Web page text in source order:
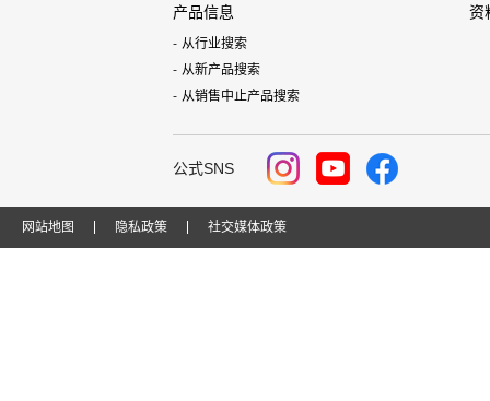
产品信息
从行业搜索
从新产品搜索
从销售中止产品搜索
资
公式SNS
网站地图 隐私政策 社交媒体政策